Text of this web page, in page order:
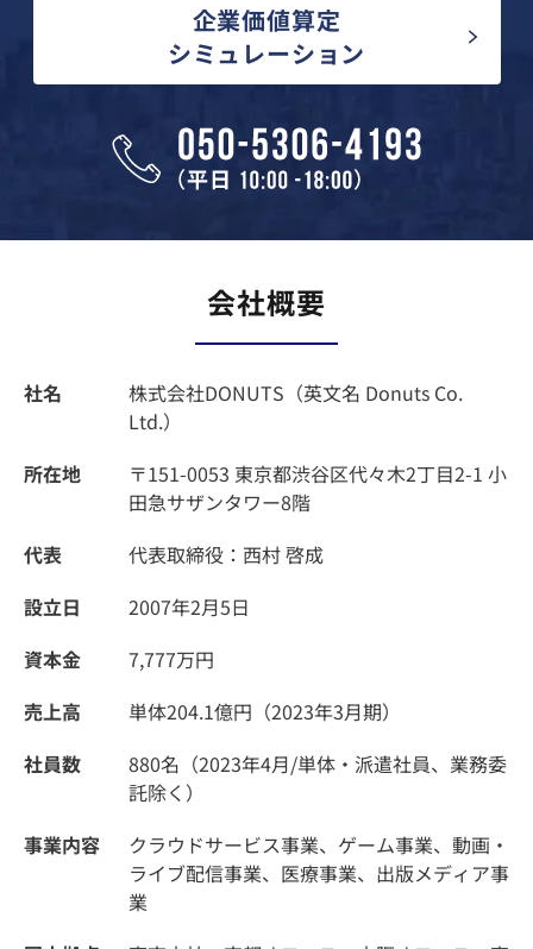
企業価値算定
シミュレーション
会社概要
社名
株式会社DONUTS（英文名 Donuts Co.
Ltd.）
所在地
〒151-0053 東京都渋谷区代々木2丁目2-1 小
田急サザンタワー8階
代表
代表取締役：西村 啓成
設立日
2007年2月5日
資本金
7,777万円
売上高
単体204.1億円（2023年3月期）
社員数
880名（2023年4月/単体・派遣社員、業務委
託除く）
事業内容
クラウドサービス事業、ゲーム事業、動画・
ライブ配信事業、医療事業、出版メディア事
業